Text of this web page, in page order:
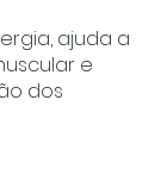
ajuda a
e
dos